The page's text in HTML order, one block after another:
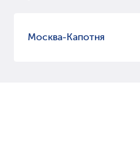
Москва-Капотня